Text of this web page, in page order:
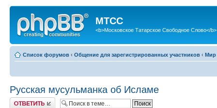
МТСС
<b>Московское Татарское Свободное Слово</b>
Список форумов ‹ Общение для зарегистрированных участников ‹ Мир
Русская мусульманка об Исламе
Ответить